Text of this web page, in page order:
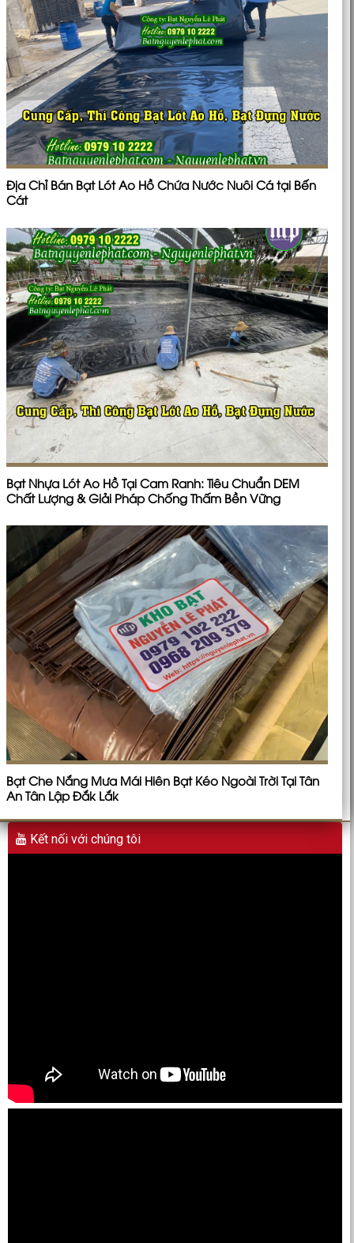
Địa Chỉ Bán Bạt Lót Ao Hồ Chứa Nước Nuôi Cá tại Bến
Cát
Bạt Nhựa Lót Ao Hồ Tại Cam Ranh: Tiêu Chuẩn DEM
Chất Lượng & Giải Pháp Chống Thấm Bền Vững
Bạt Che Nắng Mưa Mái Hiên Bạt Kéo Ngoài Trời Tại Tân
An Tân Lập Đắk Lắk
Kết nối với chúng tôi